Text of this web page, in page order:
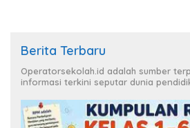
Berita Terbaru
Operatorsekolah.id adalah sumber
informasi terkini seputar dunia